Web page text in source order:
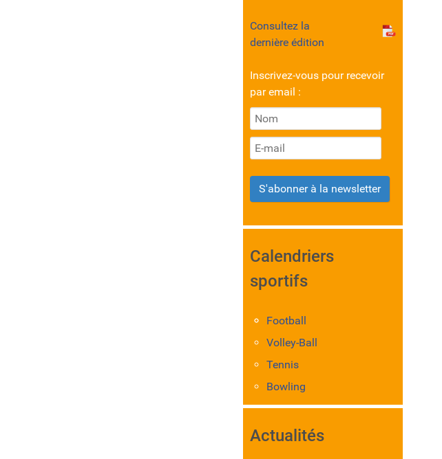
Consultez la
dernière édition
Inscrivez-vous pour recevoir
par email :
S'abonner à la newsletter
Calendriers
sportifs
Football
Volley-Ball
Tennis
Bowling
Actualités